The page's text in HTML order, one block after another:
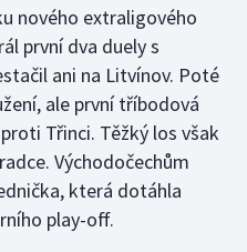
nového extraligového
první dva duely s
ani na Litvínov. Poté
ale první tříbodová
Třinci. Těžký los však
Východočechům
která dotáhla
play-off.